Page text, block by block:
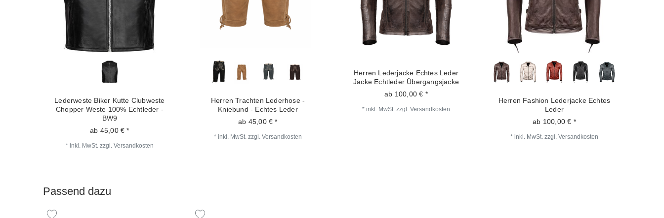
Lederweste Biker Kutte Clubweste
Chopper Weste 100% Echtleder -
BW9
ab 45,00 € *
* inkl. MwSt. zzgl. Versandkosten
Herren Trachten Lederhose -
Kniebund - Echtes Leder
ab 45,00 € *
* inkl. MwSt. zzgl. Versandkosten
Jacke Echtleder Übergangsjacke
Herren Fashion Lederjacke Echtes
Leder
ab 100,00 € *
* inkl. MwSt. zzgl. Versandkosten
Passend dazu